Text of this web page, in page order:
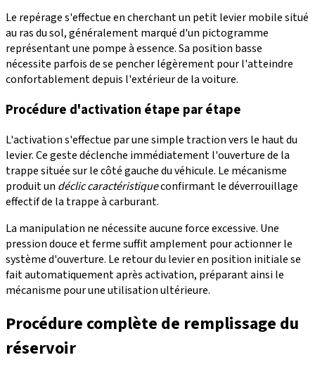
Le repérage s'effectue en cherchant un petit levier mobile situé
au ras du sol, généralement marqué d'un pictogramme
représentant une pompe à essence. Sa position basse
nécessite parfois de se pencher légèrement pour l'atteindre
confortablement depuis l'extérieur de la voiture.
Procédure d'activation étape par étape
L'activation s'effectue par une simple traction vers le haut du
levier. Ce geste déclenche immédiatement l'ouverture de la
trappe située sur le côté gauche du véhicule. Le mécanisme
produit un déclic caractéristiqueconfirmant le déverrouillage
effectif de la trappe à carburant.
La manipulation ne nécessite aucune force excessive. Une
pression douce et ferme suffit amplement pour actionner le
système d'ouverture. Le retour du levier en position initiale se
fait automatiquement après activation, préparant ainsi le
mécanisme pour une utilisation ultérieure.
Procédure complète de remplissage du
réservoir